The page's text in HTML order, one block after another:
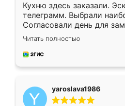
Кухню здесь заказали.
телеграмм. Выбрали
Согласовали день для
недели кухня была уже
довольны работой.
мебель за качественную
Читать полностью
yaroslava1986